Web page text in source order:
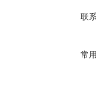
联
常